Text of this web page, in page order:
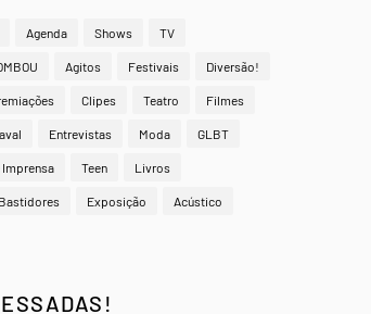
Agenda Shows TV
Agitos Festivais Diversão!
Clipes Teatro Filmes
Entrevistas Moda GLBT
Teen Livros
Bastidores Exposição Acústico